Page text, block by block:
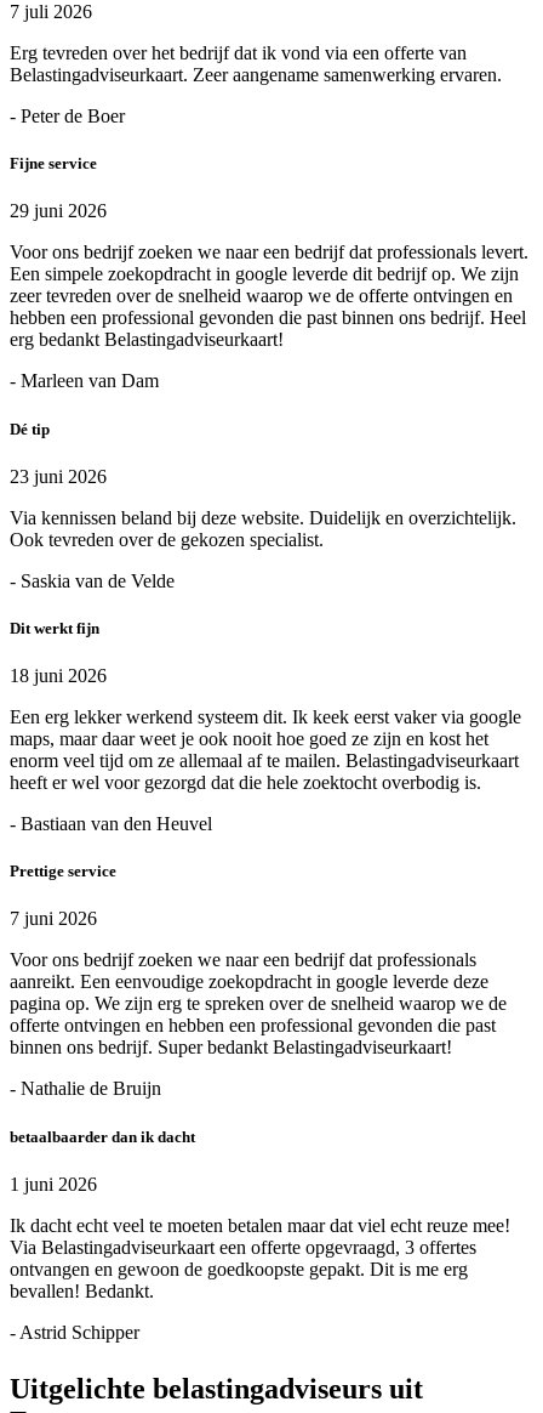
7 juli 2026
Erg tevreden over het bedrijf dat ik vond via een offerte van
Belastingadviseurkaart. Zeer aangename samenwerking ervaren.
- Peter de Boer
Fijne service
29 juni 2026
Voor ons bedrijf zoeken we naar een bedrijf dat professionals levert.
Een simpele zoekopdracht in google leverde dit bedrijf op. We zijn
zeer tevreden over de snelheid waarop we de offerte ontvingen en
hebben een professional gevonden die past binnen ons bedrijf. Heel
erg bedankt Belastingadviseurkaart!
- Marleen van Dam
Dé tip
23 juni 2026
Via kennissen beland bij deze website. Duidelijk en overzichtelijk.
Ook tevreden over de gekozen specialist.
- Saskia van de Velde
Dit werkt fijn
18 juni 2026
Een erg lekker werkend systeem dit. Ik keek eerst vaker via google
maps, maar daar weet je ook nooit hoe goed ze zijn en kost het
enorm veel tijd om ze allemaal af te mailen. Belastingadviseurkaart
heeft er wel voor gezorgd dat die hele zoektocht overbodig is.
- Bastiaan van den Heuvel
Prettige service
7 juni 2026
Voor ons bedrijf zoeken we naar een bedrijf dat professionals
aanreikt. Een eenvoudige zoekopdracht in google leverde deze
pagina op. We zijn erg te spreken over de snelheid waarop we de
offerte ontvingen en hebben een professional gevonden die past
binnen ons bedrijf. Super bedankt Belastingadviseurkaart!
- Nathalie de Bruijn
betaalbaarder dan ik dacht
1 juni 2026
Ik dacht echt veel te moeten betalen maar dat viel echt reuze mee!
Via Belastingadviseurkaart een offerte opgevraagd, 3 offertes
ontvangen en gewoon de goedkoopste gepakt. Dit is me erg
bevallen! Bedankt.
- Astrid Schipper
Uitgelichte belastingadviseurs uit